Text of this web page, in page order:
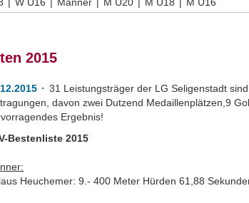
2015
31 Leistungsträger der LG Seligenstadt
davon zwei Dutzend Medaillenplätzen,9
Ergebnis!
Bestenliste 2015
Heuchemer: 9.- 400 Meter Hürden 61,88